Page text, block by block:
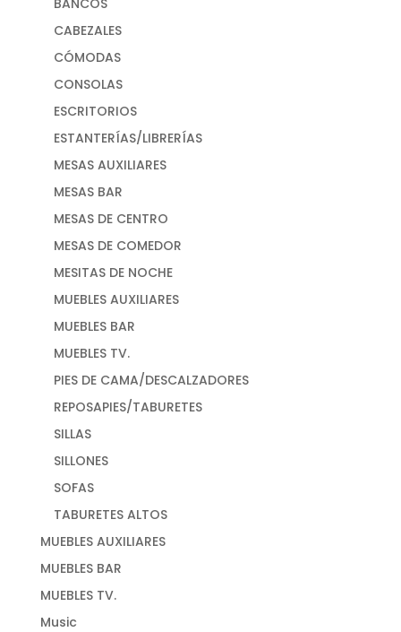
CABEZALES
CÓMODAS
CONSOLAS
ESCRITORIOS
ESTANTERÍAS/LIBRERÍAS
MESAS AUXILIARES
MESAS BAR
MESAS DE CENTRO
MESAS DE COMEDOR
MESITAS DE NOCHE
MUEBLES AUXILIARES
MUEBLES BAR
MUEBLES TV.
PIES DE CAMA/DESCALZADORES
REPOSAPIES/TABURETES
SILLAS
SILLONES
SOFAS
TABURETES ALTOS
MUEBLES AUXILIARES
MUEBLES BAR
MUEBLES TV.
Music